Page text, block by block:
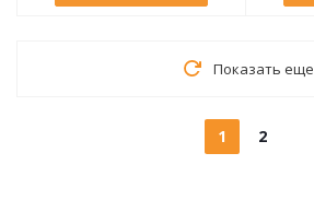
Показать еще
1 2